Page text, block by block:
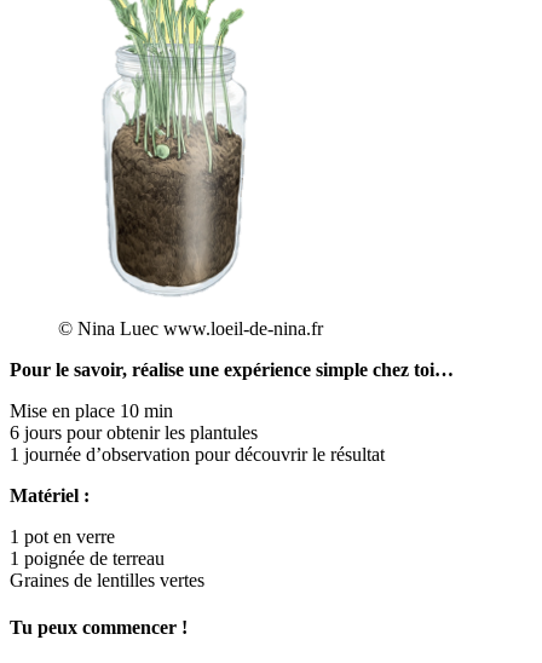
© Nina Luec www.loeil-de-nina.fr
Pour le savoir, réalise une expérience simple chez toi…
Mise en place 10 min
6 jours pour obtenir les plantules
1 journée d’observation pour découvrir le résultat
Matériel :
1 pot en verre
1 poignée de terreau
Graines de lentilles vertes
Tu peux commencer !